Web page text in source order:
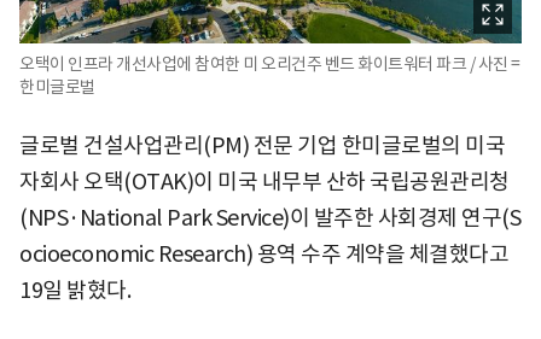
오택이 인프라 개선사업에 참여한 미 오리건주 벤드 화이트워터 파크 / 사진 =
한미글로벌
글로벌 건설사업관리(PM) 전문 기업 한미글로벌의 미국
자회사 오택(OTAK)이 미국 내무부 산하 국립공원관리청
(NPS·National Park Service)이 발주한 사회경제 연구(S
ocioeconomic Research) 용역 수주 계약을 체결했다고
19일 밝혔다.